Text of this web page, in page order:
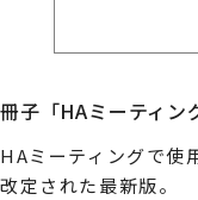
冊子「HAミーティン
HAミーティングで使
改定された最新版。